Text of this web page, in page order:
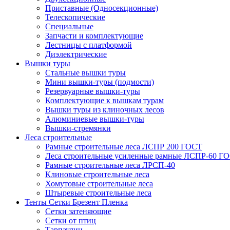
Приставные (Односекционные)
Телескопические
Специальные
Запчасти и комплектующие
Лестницы с платформой
Диэлектрические
Вышки туры
Стальные вышки туры
Мини вышки-туры (подмости)
Резервуарные вышки-туры
Комплектующие к вышкам турам
Вышки туры из клиночных лесов
Алюминиевые вышки-туры
Вышки-стремянки
Леса строительные
Рамные строительные леса ЛСПР 200 ГОСТ
Леса строительные усиленные рамные ЛСПР-60
Рамные строительные леса ЛРСП-40
Клиновые строительные леса
Хомутовые строительные леса
Штыревые строительные леса
Тенты Сетки Брезент Пленка
Сетки затеняющие
Сетки от птиц